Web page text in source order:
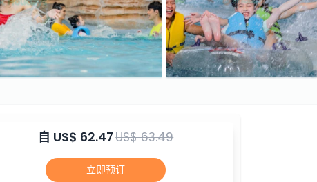
自 US$ 62.47US$ 63.49
立即预订